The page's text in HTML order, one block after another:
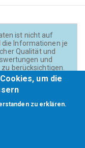
ist nicht auf
Informationen je
Qualität und
und
berücksichtigen.
wenn nicht anders
4.0(Creator:
um die
zu erklären.